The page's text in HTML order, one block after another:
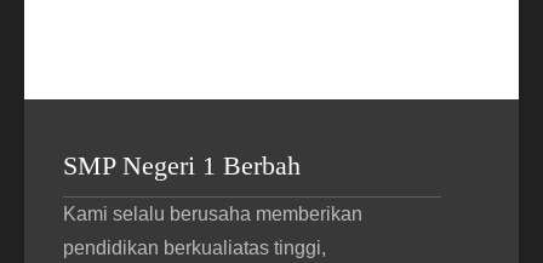
SMP Negeri 1 Berbah
Kami selalu berusaha memberikan
pendidikan berkualiatas tinggi,